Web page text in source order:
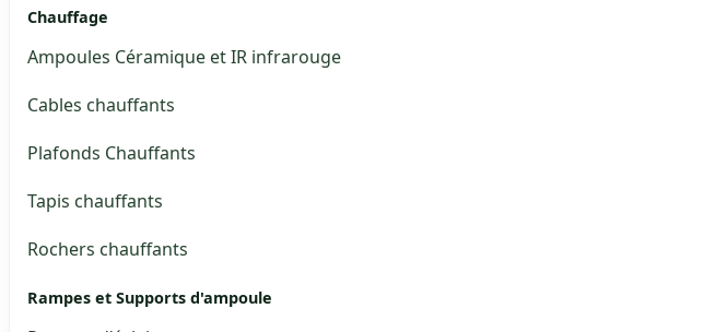
Chauffage
Ampoules Céramique et IR infrarouge
Cables chauffants
Plafonds Chauffants
Tapis chauffants
Rochers chauffants
Rampes et Supports d'ampoule